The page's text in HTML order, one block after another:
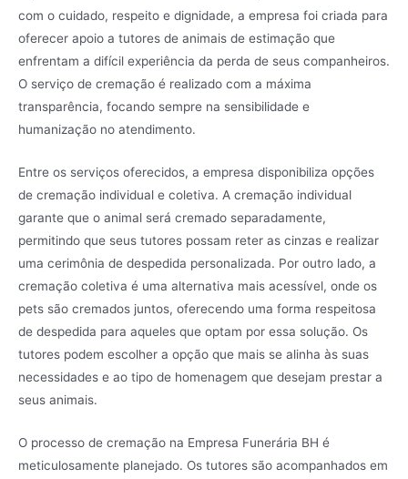
com o cuidado, respeito e dignidade, a empresa foi criada para
oferecer apoio a tutores de animais de estimação que
enfrentam a difícil experiência da perda de seus companheiros.
O serviço de cremação é realizado com a máxima
transparência, focando sempre na sensibilidade e
humanização no atendimento.
Entre os serviços oferecidos, a empresa disponibiliza opções
de cremação individual e coletiva. A cremação individual
garante que o animal será cremado separadamente,
permitindo que seus tutores possam reter as cinzas e realizar
uma cerimônia de despedida personalizada. Por outro lado, a
cremação coletiva é uma alternativa mais acessível, onde os
pets são cremados juntos, oferecendo uma forma respeitosa
de despedida para aqueles que optam por essa solução. Os
tutores podem escolher a opção que mais se alinha às suas
necessidades e ao tipo de homenagem que desejam prestar a
seus animais.
O processo de cremação na Empresa Funerária BH é
meticulosamente planejado. Os tutores são acompanhados em